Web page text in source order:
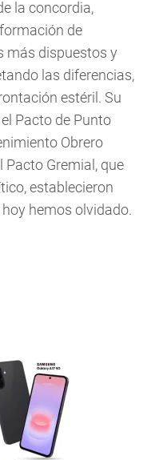
la concordia,
de
más dispuestos y
las diferencias,
estéril. Su
Pacto de Punto
Obrero
Pacto Gremial, que
establecieron
hemos olvidado.